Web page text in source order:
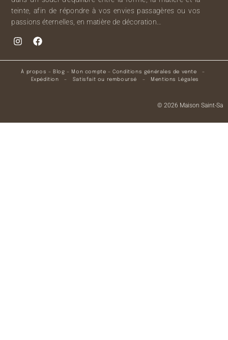
teinte, afin de répondre à vos envies passagères ou vos
passions éternelles, en matière de décoration…
À propos – Blog – Mon compte –Conditions générales de vente –
Expédition – Satisfait ou remboursé – Mentions Légales
© 2026 Maison Saint-Sa